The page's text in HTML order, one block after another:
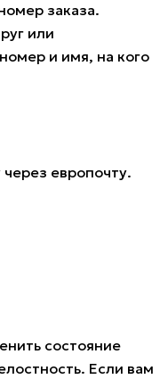
заказа.
или
и имя, на кого
европочту.
состояние
Если вам